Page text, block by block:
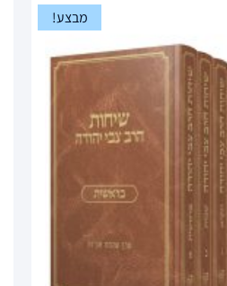
מבצע!